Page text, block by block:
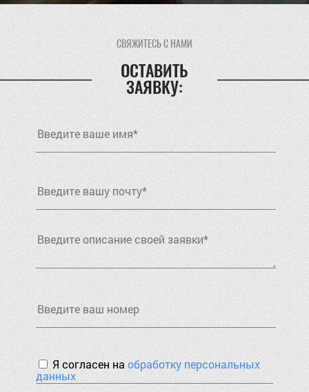
СВЯЖИТЕСЬ С НАМИ
ОСТАВИТЬ
ЗАЯВКУ:
Я согласен наобработку персональных
данных